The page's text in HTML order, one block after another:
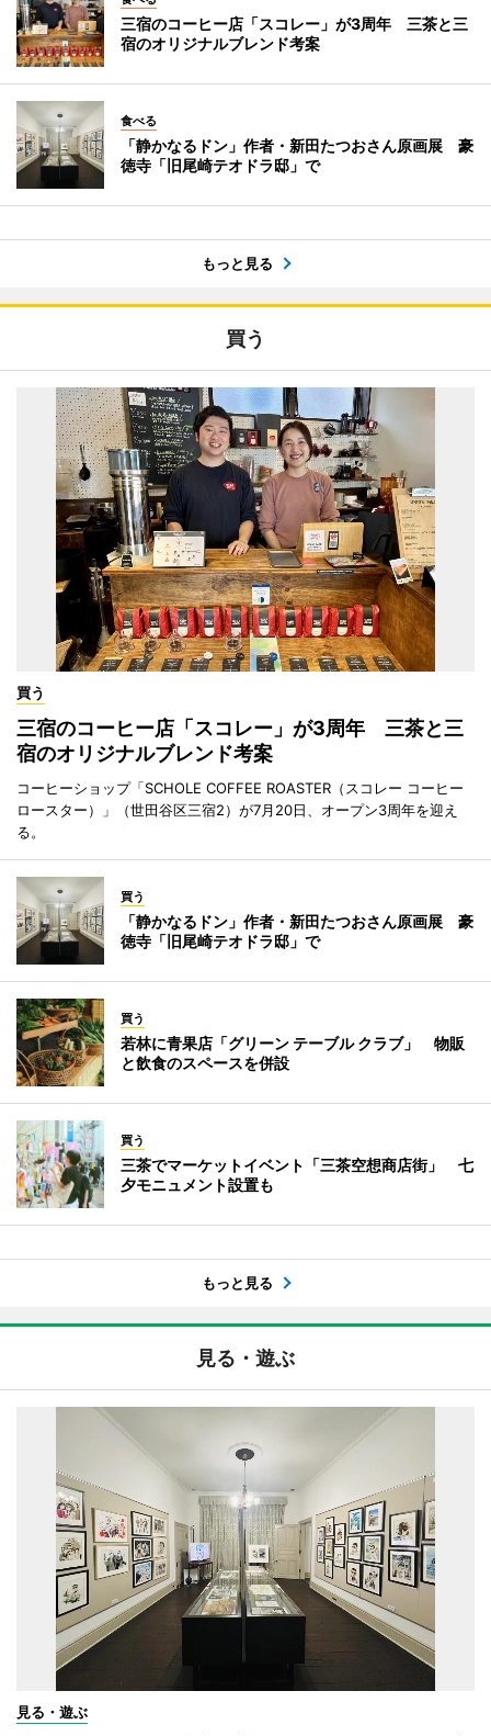
三宿のコーヒー店「スコレー」が3周年 三茶と三
宿のオリジナルブレンド考案
食べる
「静かなるドン」作者・新田たつおさん原画展 豪
徳寺「旧尾崎テオドラ邸」で
もっと見る
買う
買う
三宿のコーヒー店「スコレー」が3周年 三茶と三
宿のオリジナルブレンド考案
コーヒーショップ「SCHOLE COFFEE ROASTER（スコレー コーヒー
ロースター）」（世田谷区三宿2）が7月20日、オープン3周年を迎え
る。
買う
「静かなるドン」作者・新田たつおさん原画展 豪
徳寺「旧尾崎テオドラ邸」で
買う
若林に青果店「グリーン テーブル クラブ」 物販
と飲食のスペースを併設
買う
三茶でマーケットイベント「三茶空想商店街」 七
夕モニュメント設置も
もっと見る
見る・遊ぶ
見る・遊ぶ